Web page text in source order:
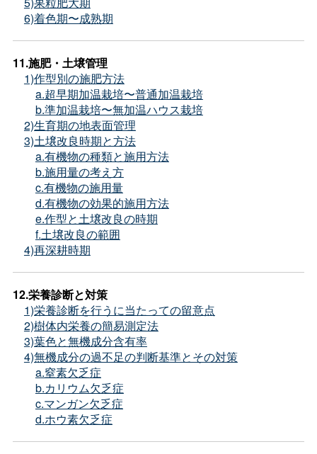
6)着色期〜成熟期
11.施肥・土壌管理
1)作型別の施肥方法
a.超早期加温栽培〜普通加温栽培
b.準加温栽培〜無加温ハウス栽培
2)生育期の地表面管理
3)土壌改良時期と方法
a.有機物の種類と施用方法
b.施用量の考え方
c.有機物の施用量
d.有機物の効果的施用方法
e.作型と土壌改良の時期
f.土壌改良の範囲
4)再深耕時期
12.栄養診断と対策
1)栄養診断を行うに当たっての留意点
2)樹体内栄養の簡易測定法
3)葉色と無機成分含有率
4)無機成分の過不足の判断基準とその対策
a.窒素欠乏症
b.カリウム欠乏症
c.マンガン欠乏症
d.ホウ素欠乏症